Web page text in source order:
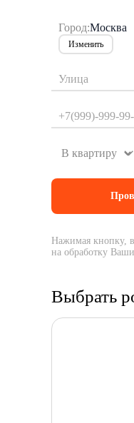
Город:Москва
Изменить
Нажимая кнопку,
на обработку
Выбрать